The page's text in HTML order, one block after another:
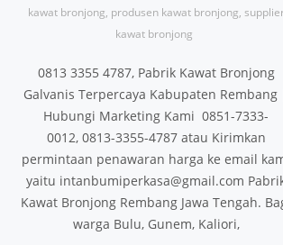
kawat bronjong, produsen kawat bronjong,
kawat bronjong
0813 3355 4787, Pabrik Kawat Bronjong
Galvanis Terpercaya Kabupaten Rembang
Hubungi Marketing Kami 0851-7333-
0012, 0813-3355-4787 atau Kirimkan
permintaan penawaran harga ke email
yaitu intanbumiperkasa@gmail.com
Kawat Bronjong Rembang Jawa Tengah.
warga Bulu, Gunem, Kaliori,